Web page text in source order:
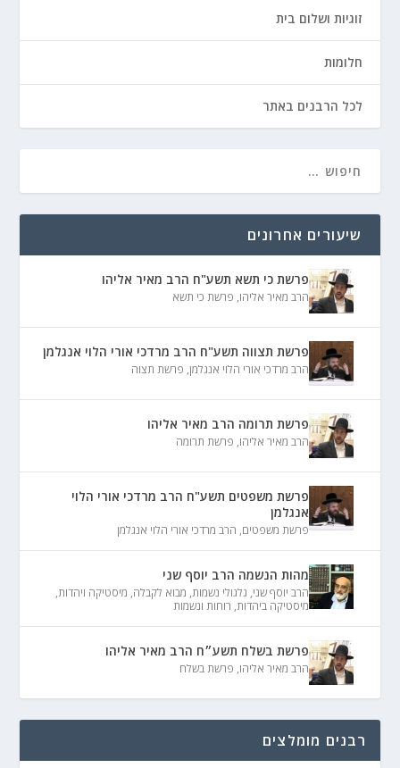
זוגיות ושלום בית
חלומות
לכל הרבנים באתר
שיעורים אחרונים
פרשת כי תשא תשע"ח הרב מאיר אליהו
הרב מאיר אליהו, פרשת כי תשא
פרשת תצווה תשע"ח הרב מרדכי אורי הלוי אנגלמן
הרב מרדכי אורי הלוי אנגלמן, פרשת תצוה
פרשת תרומה הרב מאיר אליהו
הרב מאיר אליהו, פרשת תרומה
פרשת משפטים תשע"ח הרב מרדכי אורי הלוי
אנגלמן
פרשת משפטים, הרב מרדכי אורי הלוי אנגלמן
מהות הנשמה הרב יוסף שני
הרב יוסף שני, גלגולי נשמות, מבוא לקבלה, מיסטיקה ויהדות,
מיסטיקה ביהדות, רוחות ונשמות
פרשת בשלח תשע״ח הרב מאיר אליהו
הרב מאיר אליהו, פרשת בשלח
רבנים מומלצים